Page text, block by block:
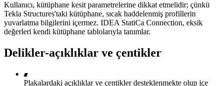
Kullanıcı, kütüphane kesit parametrelerine dikkat etmelidir; çünkü
Tekla Structures'taki kütüphane, sıcak haddelenmiş profillerin
yuvarlatma bilgilerini içermez. IDEA StatiCa Connection, eksik
değerleri kendi kütüphane tablolarıyla tanımlar.
Delikler-açıklıklar ve çentikler
Plakalardaki açıklıklar ve çentikler desteklenmekte olup içe